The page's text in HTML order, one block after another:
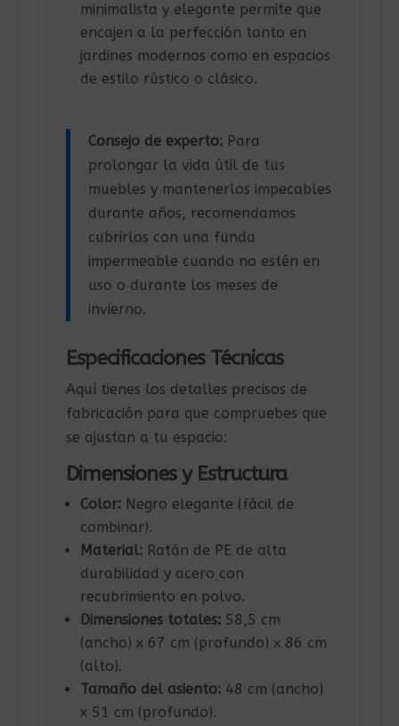
minimalista y elegante permite que
encajen a la perfección tanto en
jardines modernos como en espacios
de estilo rústico o clásico.
Consejo de experto:Para
prolongar la vida útil de tus
muebles y mantenerlos impecables
durante años, recomendamos
cubrirlos con una funda
impermeable cuando no estén en
uso o durante los meses de
invierno.
Especificaciones Técnicas
Aquí tienes los detalles precisos de
fabricación para que compruebes que
se ajustan a tu espacio:
Dimensiones y Estructura
Color:Negro elegante (fácil de
combinar).
Material:Ratán de PE de alta
durabilidad y acero con
recubrimiento en polvo.
Dimensiones totales:58,5 cm
(ancho) x 67 cm (profundo) x 86 cm
(alto).
Tamaño del asiento:48 cm (ancho)
x 51 cm (profundo).